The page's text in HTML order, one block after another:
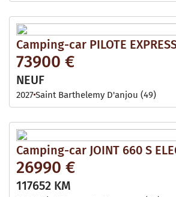
Camping-car PILOTE
73900 €
NEUF
2027Saint Barthelemy D'anjou (49)
Camping-car JOINT 660 S
26990 €
117652 KM